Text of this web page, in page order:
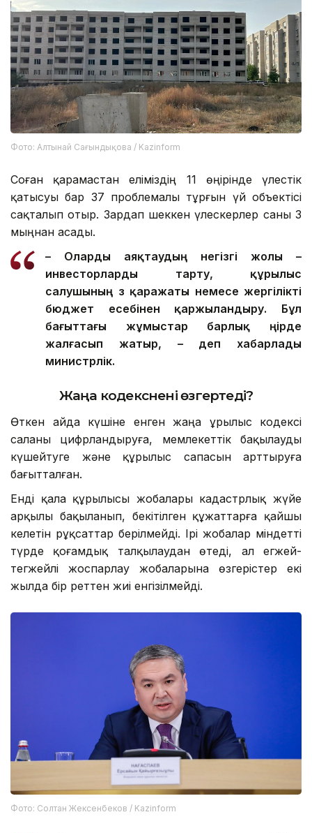
Фото: Алтынай Сағындықова / Kazinform
Соған қарамастан еліміздің 11 өңірінде үлестік
қатысуы бар 37 проблемалы тұрғын үй объектісі
сақталып отыр. Зардап шеккен үлескерлер саны 3
мыңнан асады.
– Оларды аяқтаудың негізгі жолы –
инвесторларды тарту, құрылыс
салушының өз қаражаты немесе жергілікті
бюджет есебінен қаржыландыру. Бұл
бағыттағы жұмыстар барлық өңірде
жалғасып жатыр, – деп хабарлады
министрлік.
Жаңа кодекснені өзгертеді?
Өткен айда күшіне енген жаңа Құрылыс кодексі
саланы цифрландыруға, мемлекеттік бақылауды
күшейтуге және құрылыс сапасын арттыруға
бағытталған.
Енді қала құрылысы жобалары кадастрлық жүйе
арқылы бақыланып, бекітілген құжаттарға қайшы
келетін рұқсаттар берілмейді. Ірі жобалар міндетті
түрде қоғамдық талқылаудан өтеді, ал егжей-
тегжейлі жоспарлау жобаларына өзгерістер екі
жылда бір реттен жиі енгізілмейді.
Фото: Солтан Жексенбеков / Kazinform